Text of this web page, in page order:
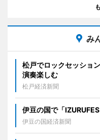
み
松戸でロックセッショ
演奏楽しむ
松戸経済新聞
伊豆の国で「
伊豆の国経済新聞